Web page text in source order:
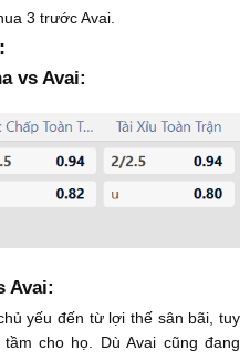
3 trước Avai.
vs Avai:
Avai:
yếu đến từ lợi thế sân bãi, tuy
cho họ. Dù Avai cũng đang